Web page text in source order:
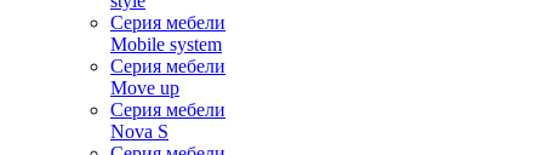
Серия мебели
Mobile system
Серия мебели
Move up
Серия мебели
Nova S